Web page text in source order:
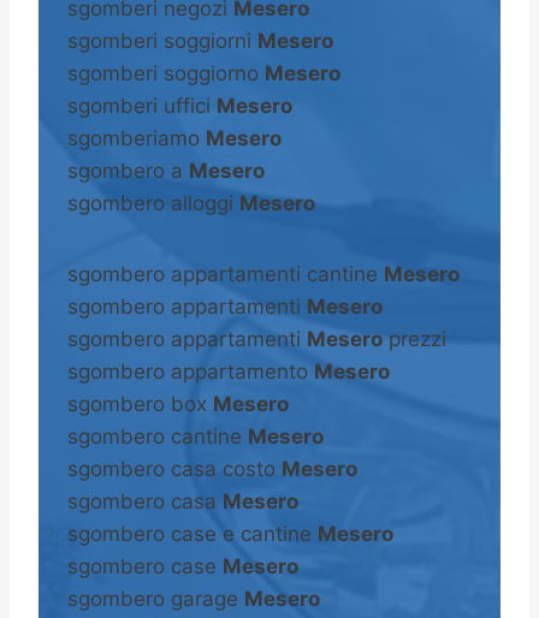
sgomberi negozi Mesero
sgomberi soggiorni Mesero
sgomberi soggiorno Mesero
sgomberi uffici Mesero
sgomberiamo Mesero
sgombero a Mesero
sgombero alloggi Mesero
sgombero appartamenti cantine Mesero
sgombero appartamenti Mesero
sgombero appartamenti Mesero prezzi
sgombero appartamento Mesero
sgombero box Mesero
sgombero cantine Mesero
sgombero casa costo Mesero
sgombero casa Mesero
sgombero case e cantine Mesero
sgombero case Mesero
sgombero garage Mesero